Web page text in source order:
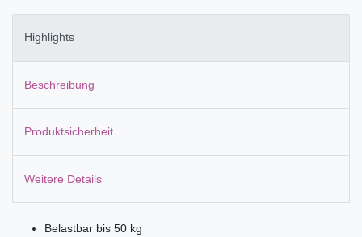
Highlights
Beschreibung
Produktsicherheit
Weitere Details
Belastbar bis 50 kg